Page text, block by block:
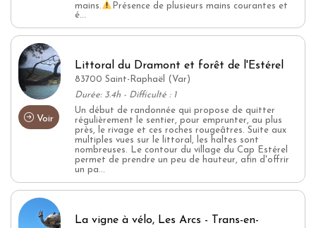
mains.
Présence de plusieurs mains courantes et
é...
Voir
Littoral du Dramont et forêt de l'Estérel
83700 Saint-Raphaël (Var)
Durée: 3.4h - Difficulté : 1
Un début de randonnée qui propose de quitter
régulièrement le sentier, pour emprunter, au plus
près, le rivage et ces roches rougeâtres. Suite aux
multiples vues sur le littoral, les haltes sont
nombreuses. Le contour du village du Cap Estérel
permet de prendre un peu de hauteur, afin d'offrir
un pa...
La vigne à vélo, Les Arcs - Trans-en-